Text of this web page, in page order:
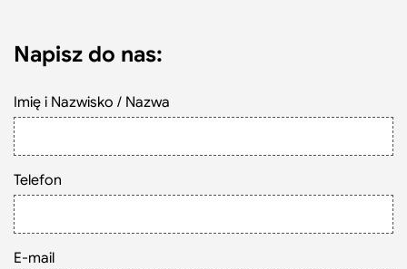
Napisz do nas:
Imię i Nazwisko / Nazwa
Telefon
E-mail